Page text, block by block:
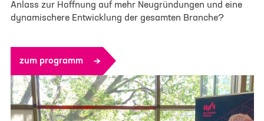
Anlass zur Hoffnung auf mehr Neugründungen und eine
dynamischere Entwicklung der gesamten Branche?
zum programm